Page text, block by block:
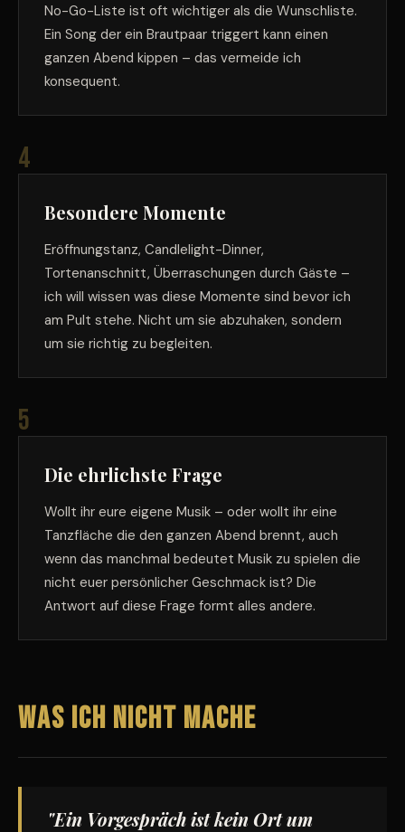
No-Go-Liste ist oft wichtiger als die Wunschliste.
Ein Song der ein Brautpaar triggert kann einen
ganzen Abend kippen – das vermeide ich
konsequent.
4
Besondere Momente
Eröffnungstanz, Candlelight-Dinner,
Tortenanschnitt, Überraschungen durch Gäste –
ich will wissen was diese Momente sind bevor ich
am Pult stehe. Nicht um sie abzuhaken, sondern
um sie richtig zu begleiten.
5
Die ehrlichste Frage
Wollt ihr eure eigene Musik – oder wollt ihr eine
Tanzfläche die den ganzen Abend brennt, auch
wenn das manchmal bedeutet Musik zu spielen die
nicht euer persönlicher Geschmack ist? Die
Antwort auf diese Frage formt alles andere.
Was ich nicht mache
"Ein Vorgespräch ist kein Ort um